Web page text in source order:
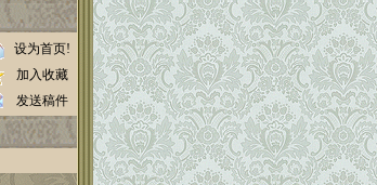
设为首页!
加入收藏
发送稿件